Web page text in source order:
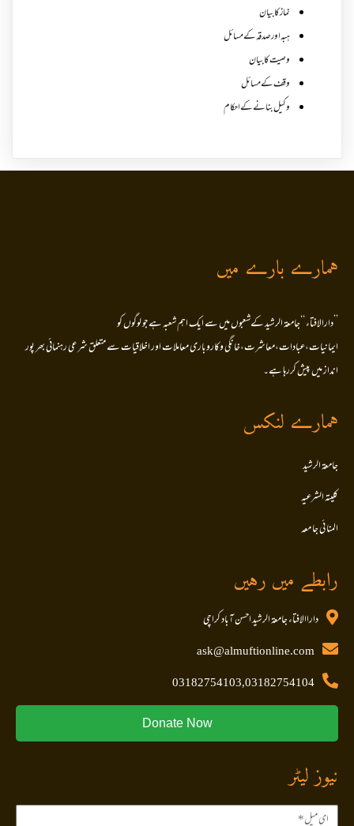
نماز کا بیان
ہبہ اور صدقہ کے مسائل
وصیت کا بیان
وقف کے مسائل
وکیل بنانے کے احکام
ہمارے بارے میں
’’دارالافتاء ‘‘جامعۃ الرشید کےشعبوں میں سے ایک اہم شعبہ ہے جو لوگوں کو
ایمانیات،عبادات،معاشرت،خانگی وکاروباری معاملات اور اخلاقیات سے متعلق شرعی رہنمائی بھر پور
انداز میں پیش کررہا ہے۔
ہمارے لنکس
جامعۃ الرشید
کلیتہ الشرعیہ
المنا ئی جا معہ
رابطے میں رہیں
داراالافتاء جامعۃ الرشید احسن آباد کراچی
ask@almuftionline.com
03182754103,03182754104
Donate Now
نیوز لیٹر